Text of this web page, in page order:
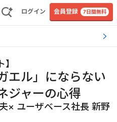
ログイン 会員登録 7日間無料
】
エル」にならない
ジャーの心得
× ユーザベース社長 新野